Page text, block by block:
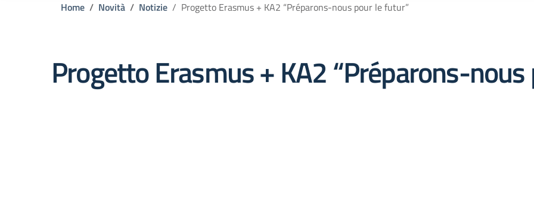
Home Novità Notizie Progetto Erasmus + KA2 “Préparons-nous pour le futur”
Progetto Erasmus + KA2 “Préparons-